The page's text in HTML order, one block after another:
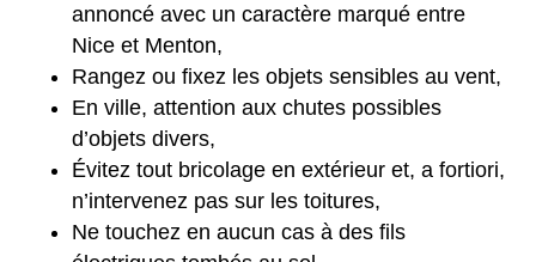
annoncé avec un caractère marqué entre
Nice et Menton,
Rangez ou fixez les objets sensibles au vent,
En ville, attention aux chutes possibles
d’objets divers,
Évitez tout bricolage en extérieur et, a fortiori,
n’intervenez pas sur les toitures,
Ne touchez en aucun cas à des fils